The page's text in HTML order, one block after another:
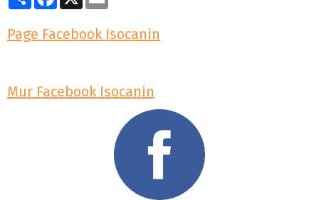
Page Facebook Isocanin
Mur Facebook Isocanin